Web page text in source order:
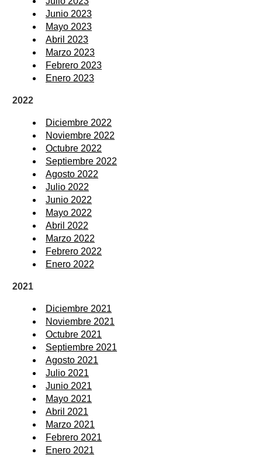
Junio 2023
Mayo 2023
Abril 2023
Marzo 2023
Febrero 2023
Enero 2023
2022
Diciembre 2022
Noviembre 2022
Octubre 2022
Septiembre 2022
Agosto 2022
Julio 2022
Junio 2022
Mayo 2022
Abril 2022
Marzo 2022
Febrero 2022
Enero 2022
2021
Diciembre 2021
Noviembre 2021
Octubre 2021
Septiembre 2021
Agosto 2021
Julio 2021
Junio 2021
Mayo 2021
Abril 2021
Marzo 2021
Febrero 2021
Enero 2021